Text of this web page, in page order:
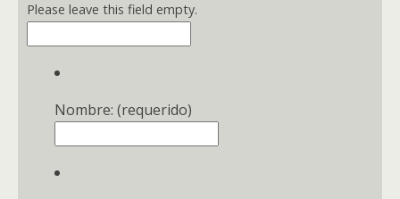
Please leave this field empty.
Nombre: (requerido)